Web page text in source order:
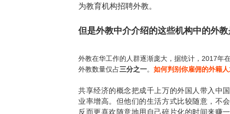
为教育机构招聘外教。
但是外教中介介绍的这些机构中的外
外教在华工作的人群逐渐庞大，据统计，2017年
外教数量仅占三分之一。 如何判别你雇佣的外籍
共享经济的概念把成千上万的外国人带入中
业率增高。但他们的生活方式比较随意，不
反而更喜欢随意地用自己碎片化的时间来赚